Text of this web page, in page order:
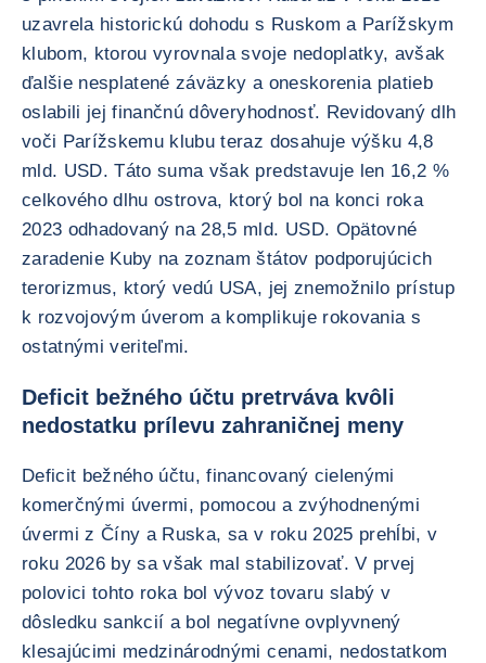
uzavrela historickú dohodu s Ruskom a Parížskym
klubom, ktorou vyrovnala svoje nedoplatky, avšak
ďalšie nesplatené záväzky a oneskorenia platieb
oslabili jej finančnú dôveryhodnosť. Revidovaný dlh
voči Parížskemu klubu teraz dosahuje výšku 4,8
mld. USD. Táto suma však predstavuje len 16,2 %
celkového dlhu ostrova, ktorý bol na konci roka
2023 odhadovaný na 28,5 mld. USD. Opätovné
zaradenie Kuby na zoznam štátov podporujúcich
terorizmus, ktorý vedú USA, jej znemožnilo prístup
k rozvojovým úverom a komplikuje rokovania s
ostatnými veriteľmi.
Deficit bežného účtu pretrváva kvôli
nedostatku prílevu zahraničnej meny
Deficit bežného účtu, financovaný cielenými
komerčnými úvermi, pomocou a zvýhodnenými
úvermi z Číny a Ruska, sa v roku 2025 prehĺbi, v
roku 2026 by sa však mal stabilizovať. V prvej
polovici tohto roka bol vývoz tovaru slabý v
dôsledku sankcií a bol negatívne ovplyvnený
klesajúcimi medzinárodnými cenami, nedostatkom